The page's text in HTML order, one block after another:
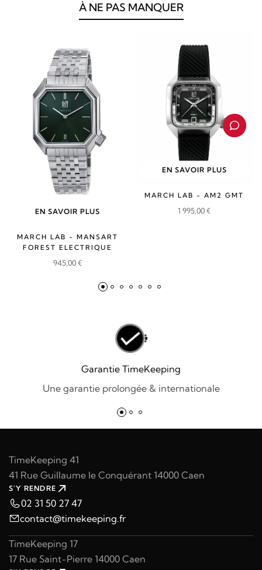
À NE PAS MANQUER
EN SAVOIR PLUS
MARCH LAB - MANSART
FOREST ELECTRIQUE
945,00€
EN SAVOIR PLUS
MARCH LAB - AM2 GMT
1 995,00€
Garantie TimeKeeping
Une garantie prolongée & internationale
TimeKeeping 41
41 Rue Guillaume le Conquérant 14000 Caen
S'Y RENDRE
02 31 50 27 47
contact@timekeeping.fr
TimeKeeping 17
17 Rue Saint-Pierre 14000 Caen